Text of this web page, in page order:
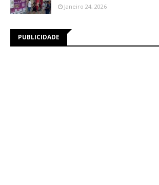
Janeiro 24, 2026
PUBLICIDADE